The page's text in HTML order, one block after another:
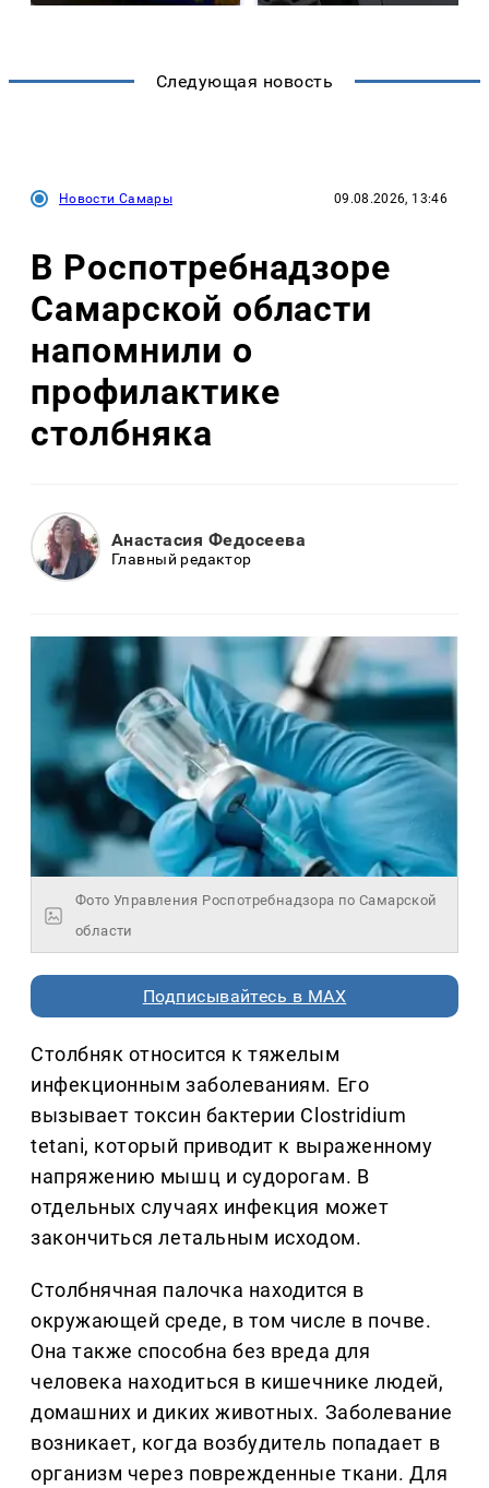
Следующая новость
Новости Самары 09.08.2026, 13:46
В Роспотребнадзоре
Самарской области
напомнили о
профилактике
столбняка
Анастасия Федосеева
Главный редактор
Фото Управления Роспотребнадзора по Самарской
области
Подписывайтесь в MAX
Столбняк относится к тяжелым
инфекционным заболеваниям. Его
вызывает токсин бактерии Clostridium
tetani, который приводит к выраженному
напряжению мышц и судорогам. В
отдельных случаях инфекция может
закончиться летальным исходом.
Столбнячная палочка находится в
окружающей среде, в том числе в почве.
Она также способна без вреда для
человека находиться в кишечнике людей,
домашних и диких животных. Заболевание
возникает, когда возбудитель попадает в
организм через поврежденные ткани. Для